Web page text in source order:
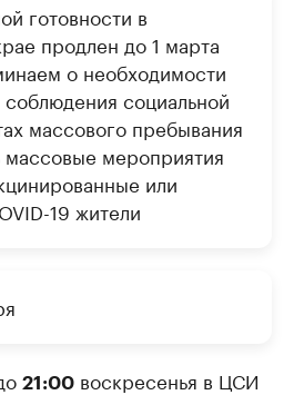
готовности в
продлен до 1 марта
о необходимости
социальной
массового пребывания
мероприятия
или
19 жители
21:00 воскресенья в ЦСИ